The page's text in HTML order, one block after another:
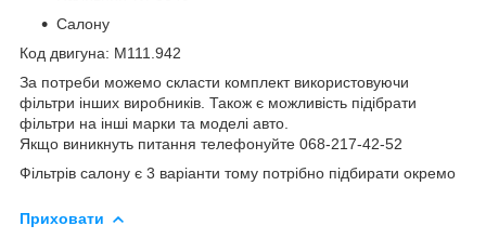
Салону
Код двигуна: M111.942
За потреби можемо скласти комплект використовуючи
фільтри інших виробників. Також є можливість підібрати
фільтри на інші марки та моделі авто.
Якщо виникнуть питання телефонуйте 068-217-42-52
Фільтрів салону є 3 варіанти тому потрібно підбирати окремо
Приховати